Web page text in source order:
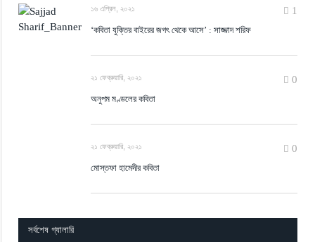
জনপ্রিয় সর্বশেষ প্রকাশিত